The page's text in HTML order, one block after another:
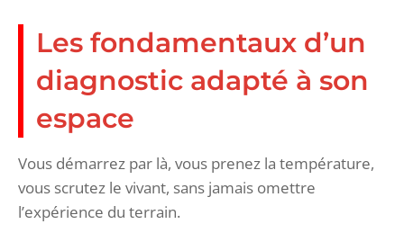
Les fondamentaux d’un
diagnostic adapté à son
espace
Vous démarrez par là, vous prenez la température,
vous scrutez le vivant, sans jamais omettre
l’expérience du terrain.